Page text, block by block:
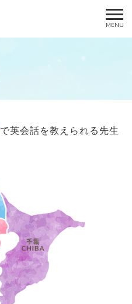
で英会話を教えられる先生